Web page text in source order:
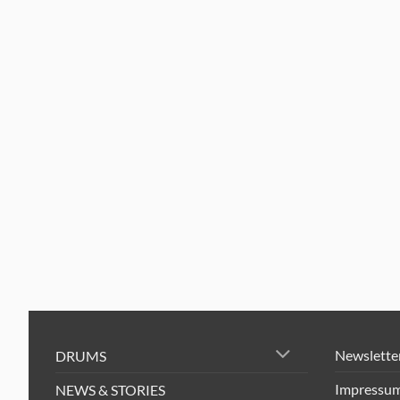
DRUMS
NEWS & STORIES